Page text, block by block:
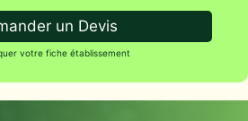
un Devis
votre fiche établissement